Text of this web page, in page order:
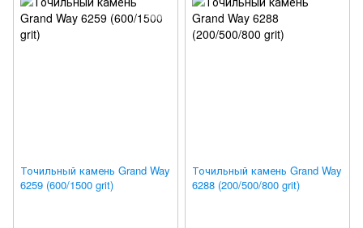
Точильный камень Grand Way
6259 (600/1500 grit)
Точильный камень Grand Way
6288 (200/500/800 grit)